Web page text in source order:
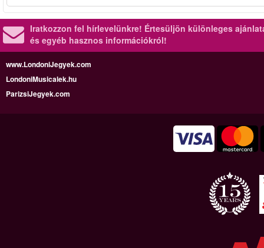
Iratkozzon fel hírlevelünkre! Értesüljön különleges
és egyéb hasznos információkról!
www.LondoniJegyek.com
LondoniMusicalek.hu
ParizsiJegyek.com